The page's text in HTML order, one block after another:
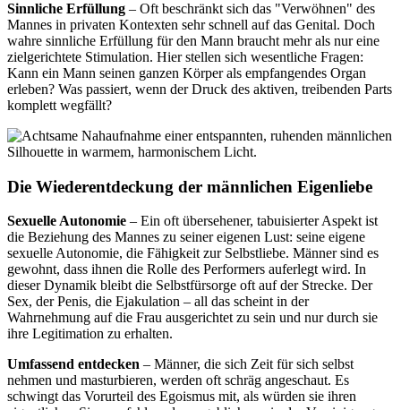
Sinnliche Erfüllung – Oft beschränkt sich das "Verwöhnen" des
Mannes in privaten Kontexten sehr schnell auf das Genital. Doch
wahre sinnliche Erfüllung für den Mann braucht mehr als nur eine
zielgerichtete Stimulation. Hier stellen sich wesentliche Fragen:
Kann ein Mann seinen ganzen Körper als empfangendes Organ
erleben? Was passiert, wenn der Druck des aktiven, treibenden Parts
komplett wegfällt?
Die Wiederentdeckung der männlichen Eigenliebe
Sexuelle Autonomie – Ein oft übersehener, tabuisierter Aspekt ist
die Beziehung des Mannes zu seiner eigenen Lust: seine eigene
sexuelle Autonomie, die Fähigkeit zur Selbstliebe. Männer sind es
gewohnt, dass ihnen die Rolle des Performers auferlegt wird. In
dieser Dynamik bleibt die Selbstfürsorge oft auf der Strecke. Der
Sex, der Penis, die Ejakulation – all das scheint in der
Wahrnehmung auf die Frau ausgerichtet zu sein und nur durch sie
ihre Legitimation zu erhalten.
Umfassend entdecken – Männer, die sich Zeit für sich selbst
nehmen und masturbieren, werden oft schräg angeschaut. Es
schwingt das Vorurteil des Egoismus mit, als würden sie ihren